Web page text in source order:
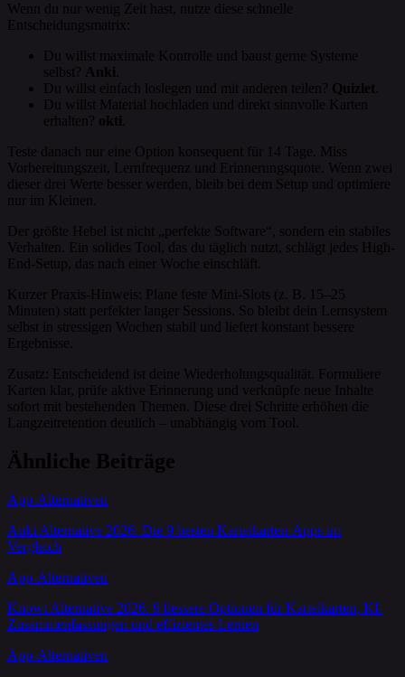
Wenn du nur wenig Zeit hast, nutze diese schnelle
Entscheidungsmatrix:
Du willst maximale Kontrolle und baust gerne Systeme
selbst? Anki
Du willst einfach loslegen und mit anderen teilen? Quizlet
Du willst Material hochladen und direkt sinnvolle Karten
erhalten? okti
Teste danach nur eine Option konsequent für 14 Tage. Miss
Vorbereitungszeit, Lernfrequenz und Erinnerungsquote. Wenn zwei
dieser drei Werte besser werden, bleib bei dem Setup und optimiere
nur im Kleinen.
Der größte Hebel ist nicht „perfekte Software“, sondern ein stabiles
Verhalten. Ein solides Tool, das du täglich nutzt, schlägt jedes High-
End-Setup, das nach einer Woche einschläft.
Kurzer Praxis-Hinweis: Plane feste Mini-Slots (z. B. 15–25
Minuten) statt perfekter langer Sessions. So bleibt dein Lernsystem
selbst in stressigen Wochen stabil und liefert konstant bessere
Ergebnisse.
Zusatz: Entscheidend ist deine Wiederholungsqualität. Formuliere
Karten klar, prüfe aktive Erinnerung und verknüpfe neue Inhalte
sofort mit bestehenden Themen. Diese drei Schritte erhöhen die
Langzeitretention deutlich – unabhängig vom Tool.
Ähnliche Beiträge
App-Alternativen
Anki Alternative 2026: Die 9 besten Karteikarten-Apps im
Vergleich
App-Alternativen
Knowt Alternative 2026: 9 bessere Optionen für Karteikarten, KI-
Zusammenfassungen und effizientes Lernen
App-Alternativen